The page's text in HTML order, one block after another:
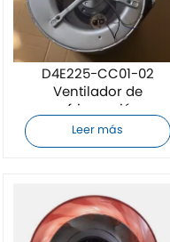
D4E225-CC01-02
Ventilador de
refrigeración
Leer más